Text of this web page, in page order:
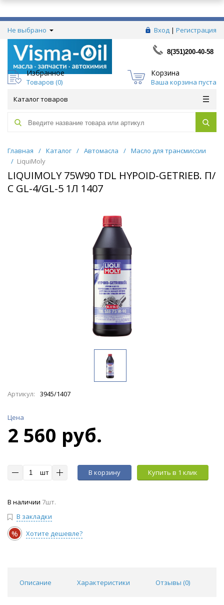
Не выбрано Вход | Регистрация
8(351)200-40-58
Избранное
Товаров (0)
Корзина
Ваша корзина пуста
Каталог товаров
Главная / Каталог / Автомасла / Масло для трансмиссии
/ LiquiMoly
LIQUIMOLY 75W90 TDL HYPOID-GETRIEB. П/
С GL-4/GL-5 1Л 1407
Артикул: 3945/1407
Цена
2 560 руб.
шт В корзину Купить в 1 клик
В наличии 7шт.
В закладки
% Хотите дешевле?
Описание Характеристики Отзывы (0)